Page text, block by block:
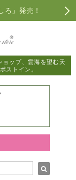
」発売！
ョップ、雲海を望む天
ストイン。